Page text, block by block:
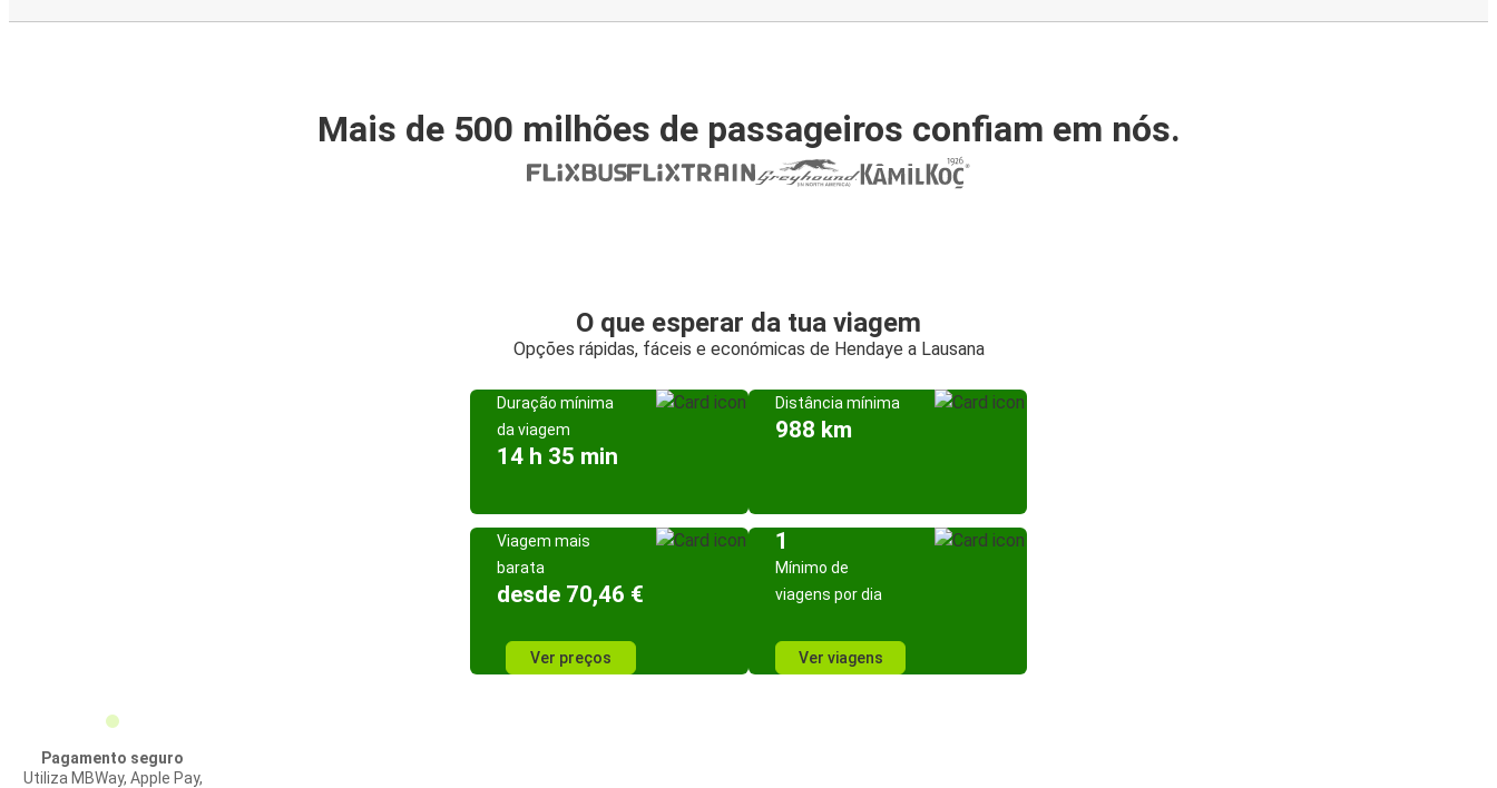
Mais de 500 milhões de passageiros confiam em nós.
O que esperar da tua viagem
Opções rápidas, fáceis e económicas de Hendaye a Lausana
Duração mínima
da viagem
14 h 35 min
Distância mínima
988 km
Viagem mais
barata
desde 70,46 €
Ver preços
1
Mínimo de
viagens por dia
Ver viagens
Pagamento seguro
Utiliza MBWay, Apple Pay,